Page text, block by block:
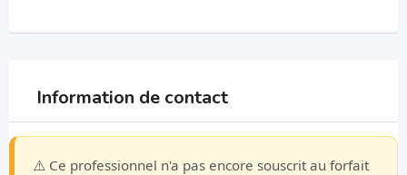
Information de contact
⚠️ Ce professionnel n'a pas encore souscrit au forfait